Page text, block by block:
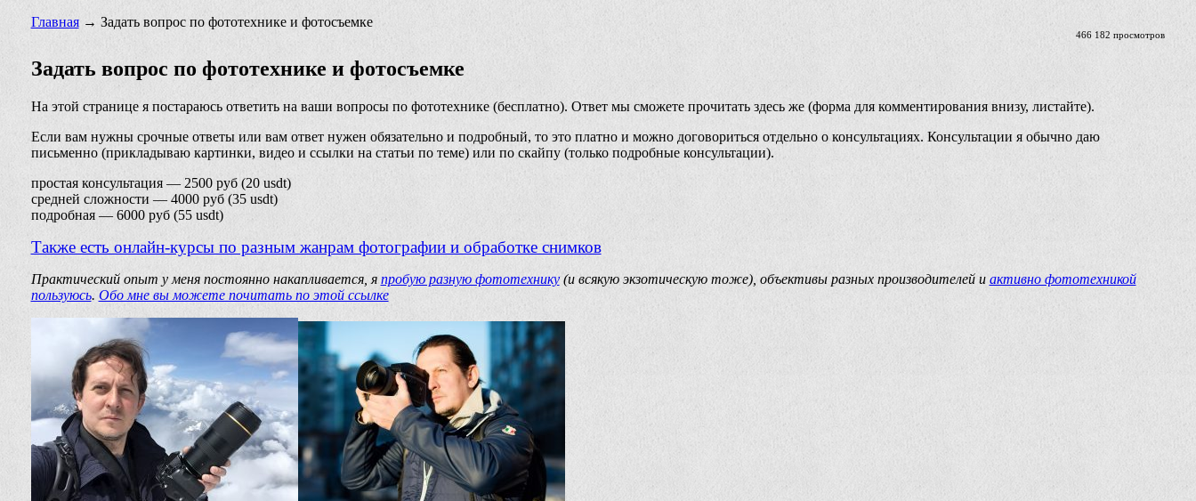
Главная→ Задать вопрос по фототехнике и фотосъемке
466 182 просмотров
Задать вопрос по фототехнике и фотосъемке
На этой странице я постараюсь ответить на ваши вопросы по фототехнике (бесплатно). Ответ мы сможете прочитать здесь же (форма для комментирования внизу, листайте).
Если вам нужны срочные ответы или вам ответ нужен обязательно и подробный, то это платно и можно договориться отдельно о консультациях. Консультации я обычно даю
письменно (прикладываю картинки, видео и ссылки на статьи по теме) или по скайпу (только подробные консультации).
простая консультация— 2500 руб (20 usdt)
средней сложности— 4000 руб (35 usdt)
подробная— 6000 руб (55 usdt)
Также есть онлайн-курсы по разным жанрам фотографии и обработке снимков
Практический опыт у меня постоянно накапливается, я пробую разную фототехнику(и всякую экзотическую тоже), объективы разных производителей и активно фототехникой
пользуюсь. Обо мне вы можете почитать по этой ссылке